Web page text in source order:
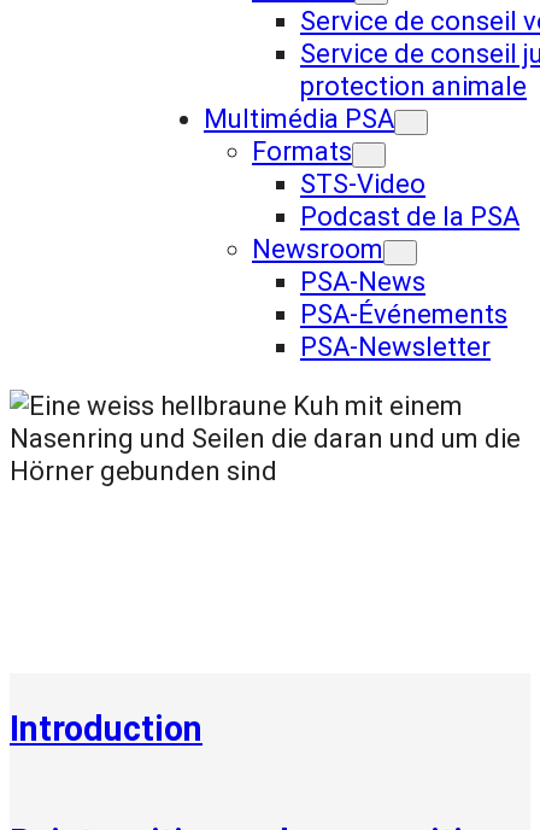
Service de conseil
Service de conseil
protection animale
Multimédia PSA
Formats
STS-Video
Podcast de la PSA
Newsroom
PSA-News
PSA-Événements
PSA-Newsletter
Introduction